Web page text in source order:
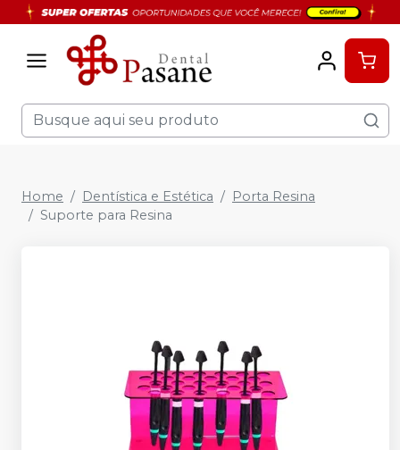
Home Dentística e Estética
Porta Resina
Suporte para Resina